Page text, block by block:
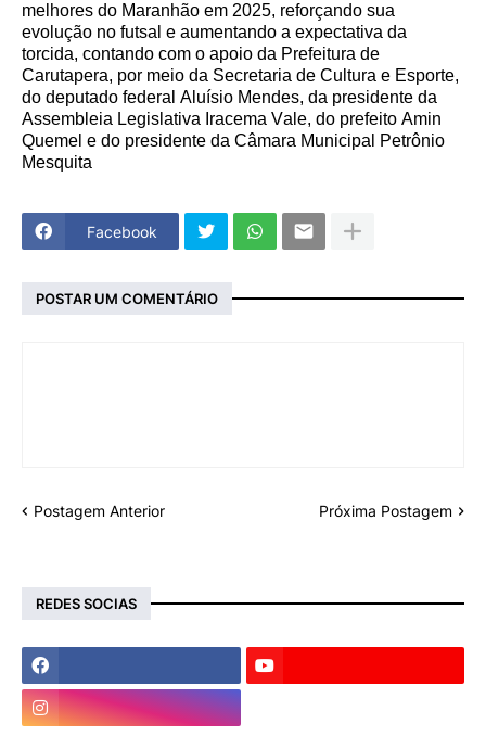
melhores do Maranhão em 2025, reforçando sua
evolução no futsal e aumentando a expectativa da
torcida, contando com o apoio da Prefeitura de
Carutapera, por meio da Secretaria de Cultura e Esporte,
do deputado federal Aluísio Mendes, da presidente da
Assembleia Legislativa Iracema Vale, do prefeito Amin
Quemel e do presidente da Câmara Municipal Petrônio
Mesquita
Facebook
POSTAR UM COMENTÁRIO
Postagem Anterior Próxima Postagem
REDES SOCIAS